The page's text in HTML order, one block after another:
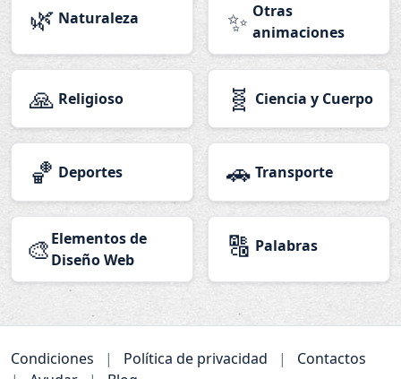
🌿 Naturaleza ✨ Otras
animaciones
🙏 Religioso 🧬 Ciencia y Cuerpo
🏀 Deportes 🚗 Transporte
🎨Elementos de
Diseño Web
🔠 Palabras
Condiciones | Política de privacidad |
Contactos